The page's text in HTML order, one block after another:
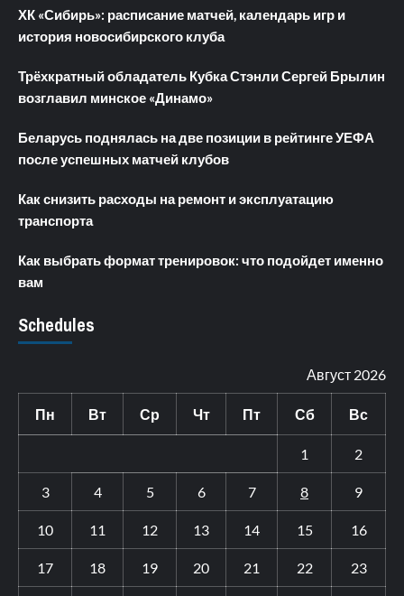
ХК «Сибирь»: расписание матчей, календарь игр и
история новосибирского клуба
Трёхкратный обладатель Кубка Стэнли Сергей Брылин
возглавил минское «Динамо»
Беларусь поднялась на две позиции в рейтинге УЕФА
после успешных матчей клубов
Как снизить расходы на ремонт и эксплуатацию
транспорта
Как выбрать формат тренировок: что подойдет именно
вам
Schedules
Август 2026
Пн Вт Ср Чт Пт Сб Вс
1 2
3 4 5 6 7 8 9
10 11 12 13 14 15 16
17 18 19 20 21 22 23